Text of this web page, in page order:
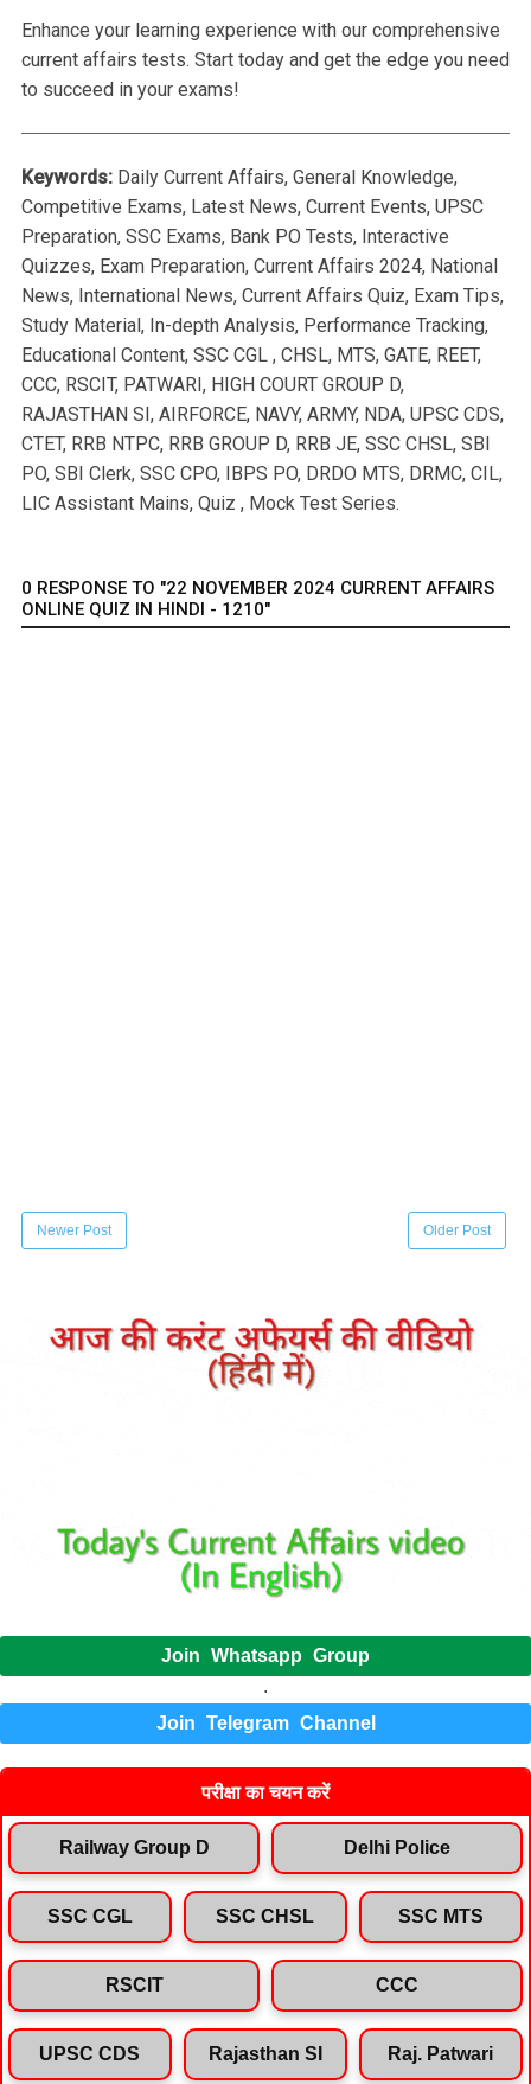
Enhance your learning experience with our comprehensive
current affairs tests. Start today and get the edge you need
to succeed in your exams!
Keywords: Daily Current Affairs, General Knowledge,
Competitive Exams, Latest News, Current Events, UPSC
Preparation, SSC Exams, Bank PO Tests, Interactive
Quizzes, Exam Preparation, Current Affairs 2024, National
News, International News, Current Affairs Quiz, Exam Tips,
Study Material, In-depth Analysis, Performance Tracking,
Educational Content, SSC CGL , CHSL, MTS, GATE, REET,
CCC, RSCIT, PATWARI, HIGH COURT GROUP D,
RAJASTHAN SI, AIRFORCE, NAVY, ARMY, NDA, UPSC CDS,
CTET, RRB NTPC, RRB GROUP D, RRB JE, SSC CHSL, SBI
PO, SBI Clerk, SSC CPO, IBPS PO, DRDO MTS, DRMC, CIL,
LIC Assistant Mains, Quiz , Mock Test Series.
0 RESPONSE TO "22 NOVEMBER 2024 CURRENT AFFAIRS
ONLINE QUIZ IN HINDI - 1210"
Newer Post Older Post
Join Whatsapp Group
.
Join Telegram Channel
परीक्षा का चयन करें
Railway Group D Delhi Police
SSC CGL SSC CHSL SSC MTS
RSCIT CCC
UPSC CDS Rajasthan SI Raj. Patwari